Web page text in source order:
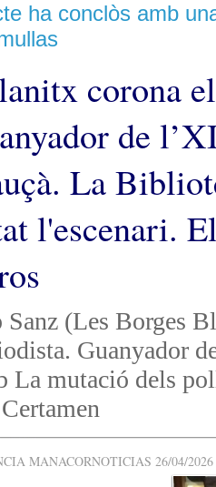
ha conclòs amb
corona
de
La
l'escenari.
Sanz (Les Borges
Guanyador
La mutació dels
MANACORNOTICIAS 26/04/